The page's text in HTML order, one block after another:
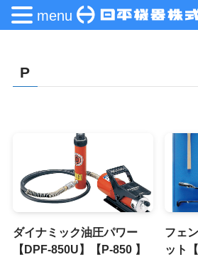
P
ダイナミック油圧パワー
【DPF-850U】【P-850 】
フェ
ット
menu